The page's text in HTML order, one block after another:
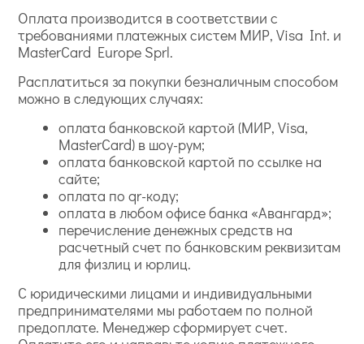
Оплата производится в соответствии с
требованиями платежных систем МИР, Visa Int. и
MasterCard Europe Sprl.
Расплатиться за покупки безналичным способом
можно в следующих случаях:
оплата банковской картой (МИР, Visa,
MasterCard) в шоу-рум;
оплата банковской картой по ссылке на
сайте;
оплата по qr-коду;
оплата в любом офисе банка «Авангард»;
перечисление денежных средств на
расчетный счет по банковским реквизитам
для физлиц и юрлиц.
С юридическими лицами и индивидуальными
предпринимателями мы работаем по полной
предоплате. Менеджер сформирует счет.